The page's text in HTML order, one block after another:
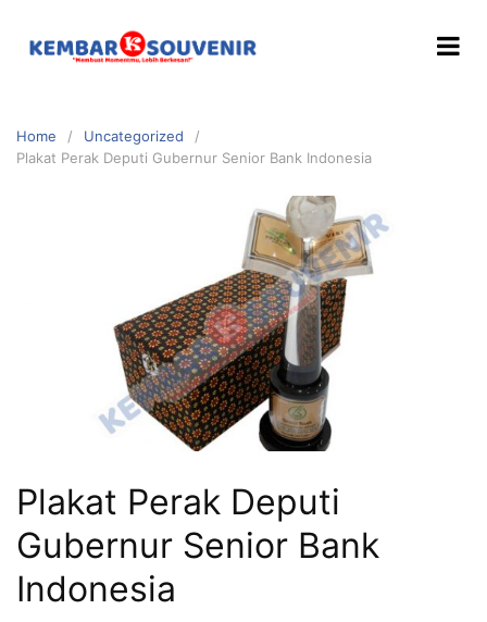
Home
Uncategorized
Plakat Perak Deputi Gubernur Senior Bank Indonesia
Plakat Perak Deputi
Gubernur Senior Bank
Indonesia